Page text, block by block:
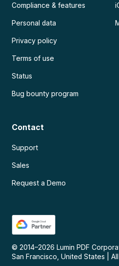
Compliance & features
Personal data
Privacy policy
Terms of use
Status
Bug bounty program
Contact
Support
Sales
Request a Demo
© 2014–2026 Lumin PDF
San Francisco, United States